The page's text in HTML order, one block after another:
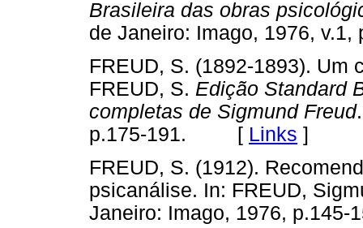
Brasileira das obras
de Janeiro: Imago, 1976,
FREUD, S. (1892-1893). Um
FREUD, S. Edição Standard
completas de Sigmund Freud
p.175-191. [ Links ]
FREUD, S. (1912).
psicanálise. In: FREUD,
Janeiro: Imago, 1976,